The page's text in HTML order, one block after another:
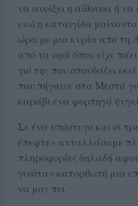
να ανοίξει η αίθουσα ή να
ενώ η καταιγίδα
ώρα με μια κυρία από τη
από το νησί όπου είχε
γιό της που σπουδάζει
που πήγαινε στα Μεστά
καράβι ένα φορτηγό
Σε ένα υπόστεγο και οι
έπεφτε» ανταλλάσαμε
πληροφορίες δηλαδή
γινόταν κατορθωτή μια
να μας πει.